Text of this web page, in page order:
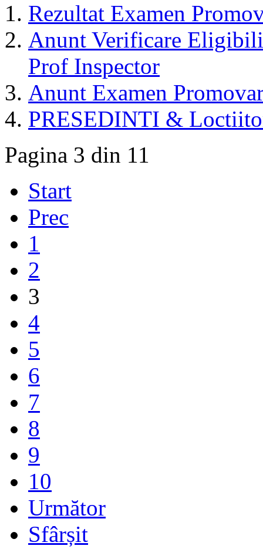
Rezultat Examen
Anunt Verificare
Prof Inspector
Anunt Examen
PRESEDINTI &
Pagina 3 din 11
Start
Prec
1
2
3
4
5
6
7
8
9
10
Următor
Sfârșit